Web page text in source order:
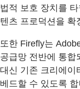
법적 보호 장치를
텐츠 프로덕션을 확
또한 Firefly는
공급망 전반에 통합
대신 기존 크리에이
베드할 수 있도록